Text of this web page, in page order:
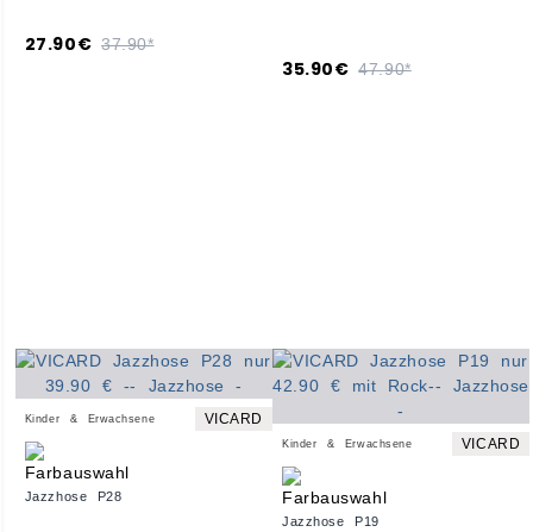
27.90€ 37.90*
35.90€ 47.90*
Kinder & Erwachsene VICARD
Jazzhose P28
Kinder & Erwachsene VICARD
Jazzhose P19